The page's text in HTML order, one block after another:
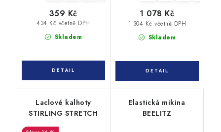
Skladem
434 Kč včetně DPH
359 Kč
Skladem
1 304 Kč včetně DPH
1 078 Kč
Laclové kalhoty
STIRLING STRETCH
Elastická mikina
BEELITZ